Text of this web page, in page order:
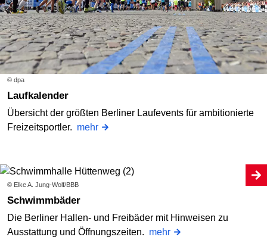
© dpa
Laufkalender
Übersicht der größten Berliner Laufevents für ambitionierte
Freizeitsportler. mehr
© Elke A. Jung-Wolf/BBB
Schwimmbäder
Die Berliner Hallen- und Freibäder mit Hinweisen zu
Ausstattung und Öffnungszeiten. mehr